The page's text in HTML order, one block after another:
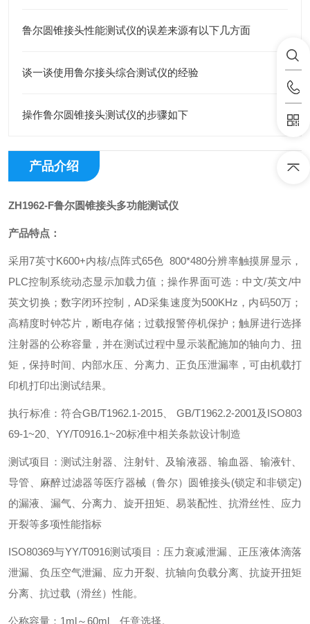
鲁尔圆锥接头性能测试仪的误差来源有以下几方面
谈一谈使用鲁尔接头综合测试仪的经验
操作鲁尔圆锥接头测试仪的步骤如下
产品介绍
ZH1962-F鲁尔圆锥接头多功能测试仪
产品特点：
采用7英寸K600+内核/点阵式65色 800*480分辨率触摸屏显示，
PLC控制系统动态显示加载力值；操作界面可选：中文/英文/中
英文切换；数字闭环控制，AD采集速度为500KHz，内码50万；
高精度时钟芯片，断电存储；过载报警停机保护；触屏进行选择
注射器的公称容量，并在测试过程中显示装配施加的轴向力、扭
矩，保持时间、内部水压、分离力、正负压泄漏率，可由机载打
印机打印出测试结果。
执行标准：符合GB/T1962.1-2015、 GB/T1962.2-2001及ISO803
69-1~20、YY/T0916.1~20标准中相关条款设计制造
测试项目：测试注射器、注射针、及输液器、输血器、输液针、
导管、麻醉过滤器等医疗器械（鲁尔）圆锥接头(锁定和非锁定)
的漏液、漏气、分离力、旋开扭矩、易装配性、抗滑丝性、应力
开裂等多项性能指标
ISO80369与YY/T0916测试项目：压力衰减泄漏、正压液体滴落
泄漏、负压空气泄漏、应力开裂、抗轴向负载分离、抗旋开扭矩
分离、抗过载（滑丝）性能。
公称容量：1ml～60ml、任意选择。